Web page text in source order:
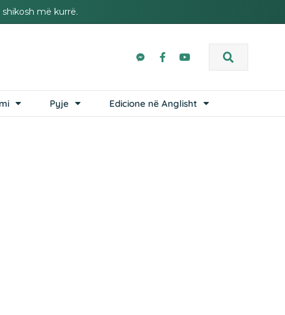
më kurrë.
Pyje Edicione në Anglisht